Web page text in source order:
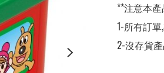
**注意本
1-所有訂
2-沒存貨